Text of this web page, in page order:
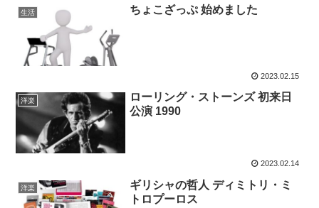
生活 ちょこざっぷ 始めました
2023.02.15
洋楽
ローリング・ストーンズ 初来日
公演 1990
2023.02.14
洋楽
ギリシャの哲人 ディミトリ・ミ
トロプーロス